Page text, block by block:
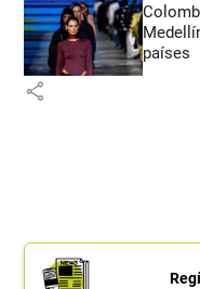
países
share